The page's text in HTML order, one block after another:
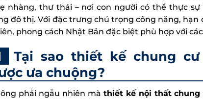
nhàng, thư thái – nơi con người có thể thực sự
đô thị. Với đặc trưng chú trọng công năng,
phong cách Nhật Bản đặc biệt phù hợp với
Tại sao thiết kế chung
ưa chuộng?
phải ngẫu nhiên mà thiết kế nội thất chung